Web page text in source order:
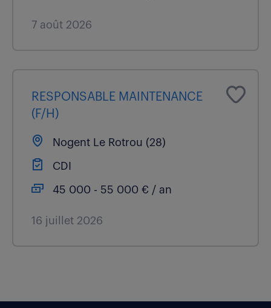
7 août 2026
RESPONSABLE MAINTENANCE
(F/H)
Nogent Le Rotrou (28)
CDI
45 000 - 55 000 € / an
16 juillet 2026